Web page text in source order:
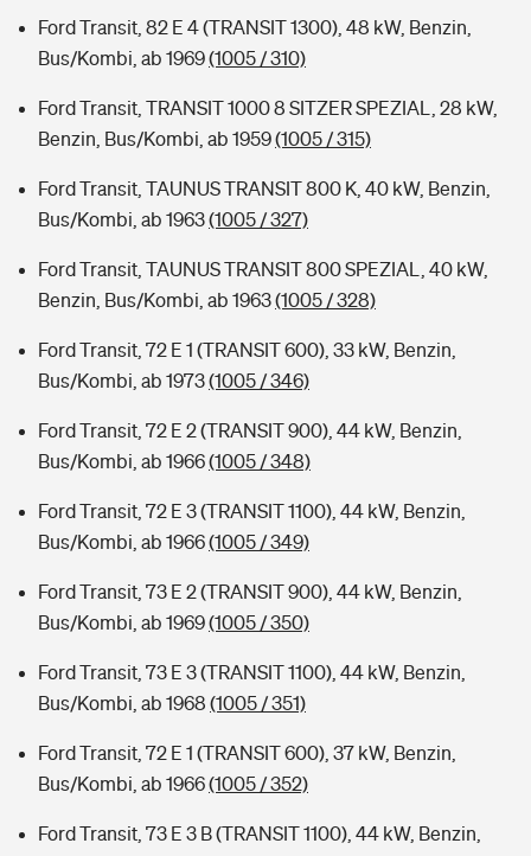
Ford Transit, 82 E 4 (TRANSIT 1300), 48 kW, Benzin,
Bus/Kombi, ab 1969(1005 / 310)
Ford Transit, TRANSIT 1000 8 SITZER SPEZIAL, 28 kW,
Benzin, Bus/Kombi, ab 1959(1005 / 315)
Ford Transit, TAUNUS TRANSIT 800 K, 40 kW, Benzin,
Bus/Kombi, ab 1963(1005 / 327)
Ford Transit, TAUNUS TRANSIT 800 SPEZIAL, 40 kW,
Benzin, Bus/Kombi, ab 1963(1005 / 328)
Ford Transit, 72 E 1 (TRANSIT 600), 33 kW, Benzin,
Bus/Kombi, ab 1973(1005 / 346)
Ford Transit, 72 E 2 (TRANSIT 900), 44 kW, Benzin,
Bus/Kombi, ab 1966(1005 / 348)
Ford Transit, 72 E 3 (TRANSIT 1100), 44 kW, Benzin,
Bus/Kombi, ab 1966(1005 / 349)
Ford Transit, 73 E 2 (TRANSIT 900), 44 kW, Benzin,
Bus/Kombi, ab 1969(1005 / 350)
Ford Transit, 73 E 3 (TRANSIT 1100), 44 kW, Benzin,
Bus/Kombi, ab 1968 (1005 / 351)
Ford Transit, 72 E 1 (TRANSIT 600), 37 kW, Benzin,
Bus/Kombi, ab 1966(1005 / 352)
Ford Transit, 73 E 3 B (TRANSIT 1100), 44 kW, Benzin,